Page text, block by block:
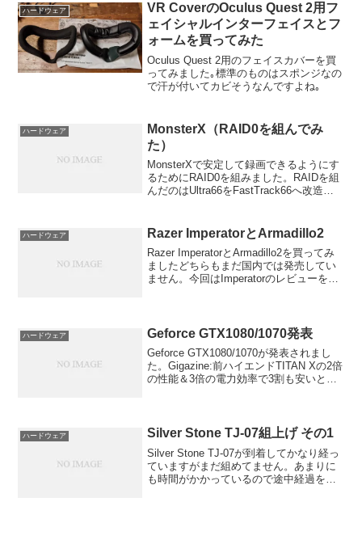
ハードウェア
VR CoverのOculus Quest 2用フ
ェイシャルインターフェイスとフ
ォームを買ってみた
Oculus Quest 2用のフェイスカバーを買
ってみました｡標準のものはスポンジなの
で汗が付いてカビそうなんですよね｡
ハードウェア
MonsterX（RAID0を組んでみ
た）
MonsterXで安定して録画できるようにす
るためにRAID0を組みました。RAIDを組
んだのはUltra66をFastTrack66へ改造し
喜んでいたもので...
ハードウェア Razer ImperatorとArmadillo2
Razer ImperatorとArmadillo2を買ってみ
ましたどちらもまだ国内では発売してい
ません。今回はImperatorのレビューをし
ハードウェア Geforce GTX1080/1070発表
Geforce GTX1080/1070が発表されまし
た。Gigazine:前ハイエンドTITAN Xの2倍
の性能＆3倍の電力効率で3割も安いとい
ハードウェア Silver Stone TJ-07組上げ その1
Silver Stone TJ-07が到着してかなり経っ
ていますがまだ組めてません。あまりに
も時間がかかっているので途中経過を書